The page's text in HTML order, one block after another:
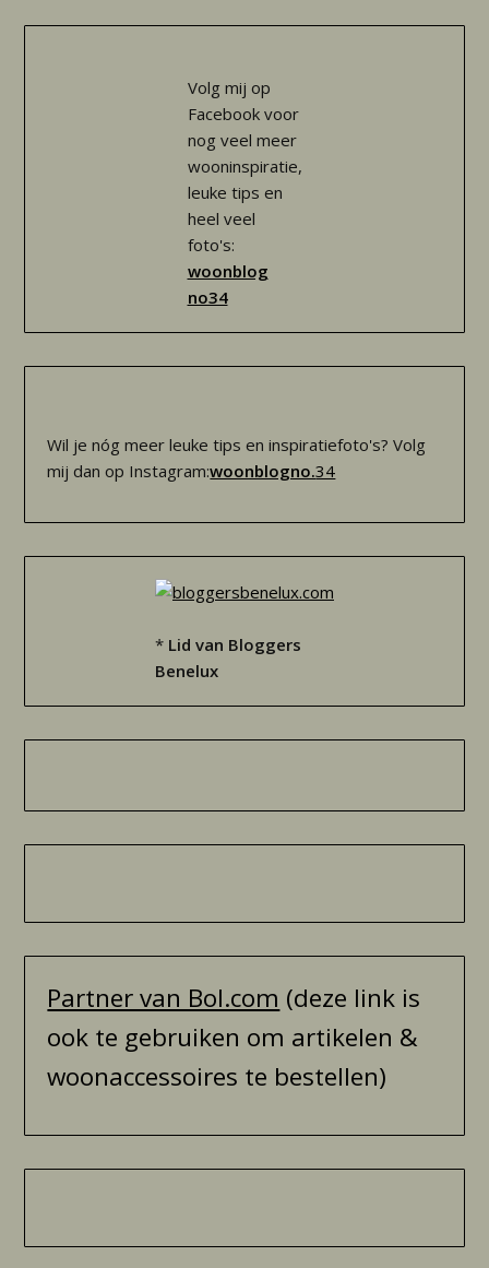
Volg mij op
Facebook voor
nog veel meer
wooninspiratie,
leuke tips en
heel veel
foto's:
woonblog
no34
Wil je nóg meer leuke tips en inspiratiefoto's? Volg
mij dan op Instagram:woonblogno.34
* Lid van Bloggers
Benelux
Partner van Bol.com (deze link is
ook te gebruiken om artikelen &
woonaccessoires te bestellen)